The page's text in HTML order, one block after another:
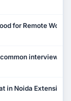
for Remote Work?
interview
in Noida Extension?